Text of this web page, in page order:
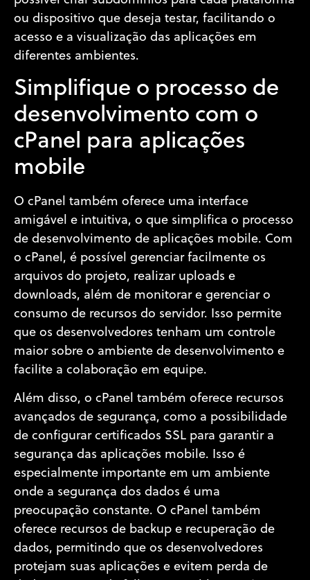
ou dispositivo que deseja testar, facilitando o
acesso e a visualização das aplicações em
diferentes ambientes.
Simplifique o processo de
desenvolvimento com o
cPanel para aplicações
mobile
O cPanel também oferece uma interface
amigável e intuitiva, o que simplifica o processo
de desenvolvimento de aplicações mobile. Com
o cPanel, é possível gerenciar facilmente os
arquivos do projeto, realizar uploads e
downloads, além de monitorar e gerenciar o
consumo de recursos do servidor. Isso permite
que os desenvolvedores tenham um controle
maior sobre o ambiente de desenvolvimento e
facilite a colaboração em equipe.
Além disso, o cPanel também oferece recursos
avançados de segurança, como a possibilidade
de configurar certificados SSL para garantir a
segurança das aplicações mobile. Isso é
especialmente importante em um ambiente
onde a segurança dos dados é uma
preocupação constante. O cPanel também
oferece recursos de backup e recuperação de
dados, permitindo que os desenvolvedores
protejam suas aplicações e evitem perda de